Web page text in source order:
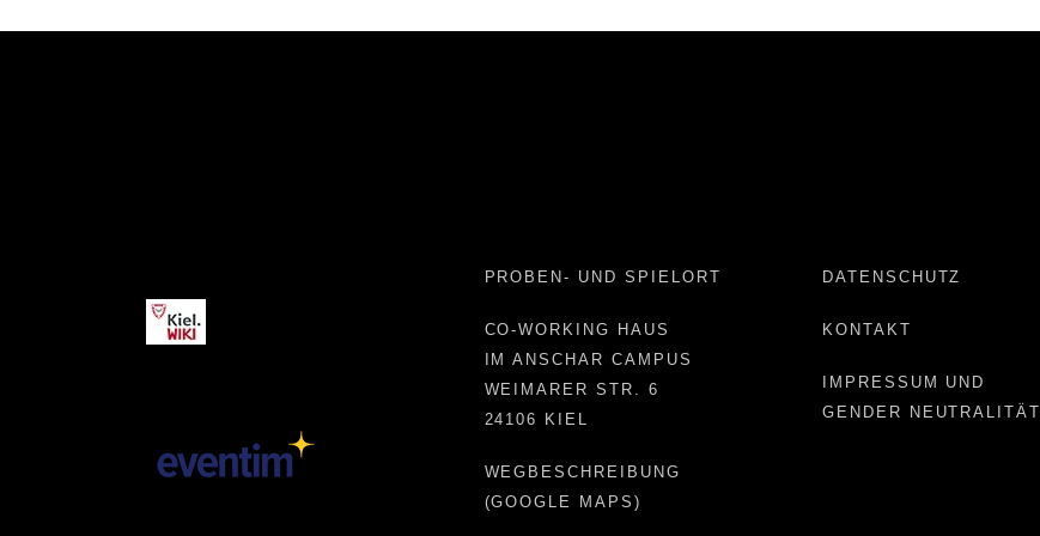
PROBEN- UND SPIELORT
CO-WORKING HAUS
IM ANSCHAR CAMPUS
WEIMARER STR. 6
24106 KIEL
WEGBESCHREIBUNG
(GOOGLE MAPS)
DATENSCHUTZ
KONTAKT
IMPRESSUM UND
GENDER NEUTRALITÄT